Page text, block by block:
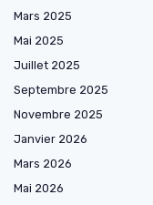
Mars 2025
Mai 2025
Juillet 2025
Septembre 2025
Novembre 2025
Janvier 2026
Mars 2026
Mai 2026